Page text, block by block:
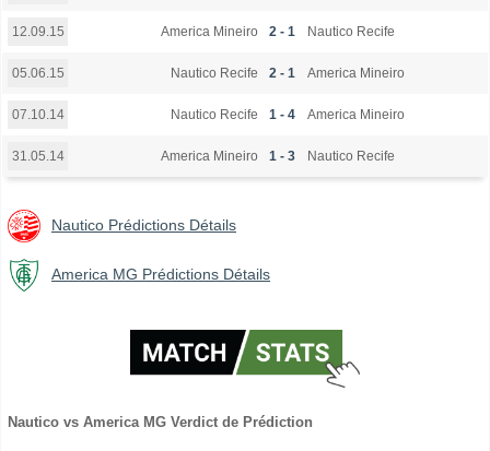
12.09.15 America Mineiro 2 - 1 Nautico Recife
05.06.15 Nautico Recife 2 - 1 America Mineiro
07.10.14 Nautico Recife 1 - 4 America Mineiro
31.05.14 America Mineiro 1 - 3 Nautico Recife
Nautico Prédictions Détails
America MG Prédictions Détails
Nautico vs America MG Verdict de Prédiction